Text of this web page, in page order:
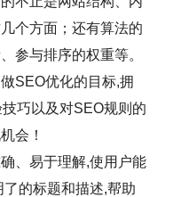
个方面；还有算法的
参与排序的权重等。
SEO优化的目标,拥
巧以及对SEO规则的
会！
、易于理解,使用户能
的标题和描述,帮助